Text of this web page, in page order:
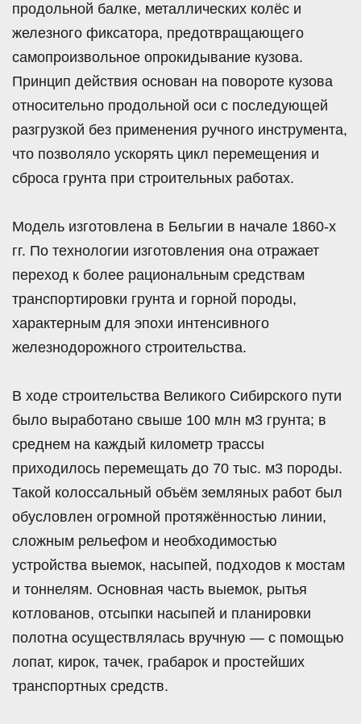
продольной балке, металлических колёс и
железного фиксатора, предотвращающего
самопроизвольное опрокидывание кузова.
Принцип действия основан на повороте кузова
относительно продольной оси с последующей
разгрузкой без применения ручного инструмента,
что позволяло ускорять цикл перемещения и
сброса грунта при строительных работах.
Модель изготовлена в Бельгии в начале 1860-х
гг. По технологии изготовления она отражает
переход к более рациональным средствам
транспортировки грунта и горной породы,
характерным для эпохи интенсивного
железнодорожного строительства.
В ходе строительства Великого Сибирского пути
было выработано свыше 100 млн м3 грунта; в
среднем на каждый километр трассы
приходилось перемещать до 70 тыс. м3 породы.
Такой колоссальный объём земляных работ был
обусловлен огромной протяжённостью линии,
сложным рельефом и необходимостью
устройства выемок, насыпей, подходов к мостам
и тоннелям. Основная часть выемок, рытья
котлованов, отсыпки насыпей и планировки
полотна осуществлялась вручную — с помощью
лопат, кирок, тачек, грабарок и простейших
транспортных средств.